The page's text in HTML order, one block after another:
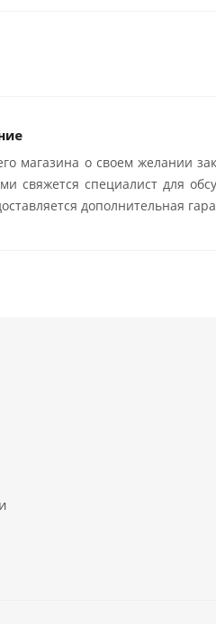
магазина о своем желании
свяжется специалист для
дополнительная